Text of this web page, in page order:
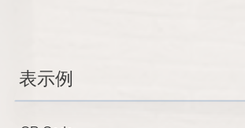
表示例